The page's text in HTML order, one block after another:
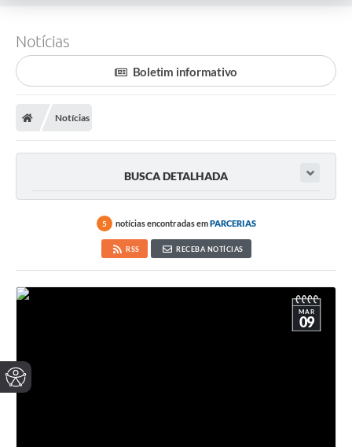
Notícias
Boletim informativo
Notícias
BUSCA DETALHADA
5 notícias encontradas emPARCERIAS
RSS RECEBA NOTÍCIAS
MAR
09